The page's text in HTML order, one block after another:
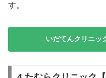
す。
いだてんクリニッ